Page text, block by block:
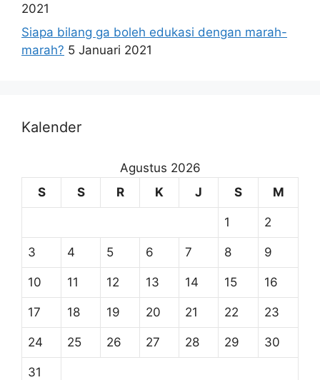
2021
Siapa bilang ga boleh edukasi dengan marah-
marah? 5 Januari 2021
Kalender
Agustus 2026
S
S R K J S M
1 2
3 4 5 6 7 8 9
10 11 12 13 14 15 16
17 18 19 20 21 22 23
24 25 26 27 28 29 30
31